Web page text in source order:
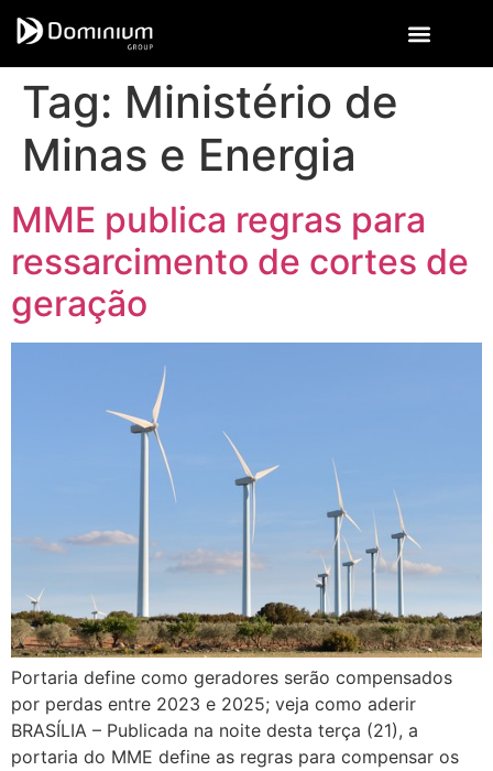
Tag: Ministério de
Minas e Energia
MME publica regras para
ressarcimento de cortes de
geração
Portaria define como geradores serão compensados
por perdas entre 2023 e 2025; veja como aderir
BRASÍLIA – Publicada na noite desta terça (21), a
portaria do MME define as regras para compensar os